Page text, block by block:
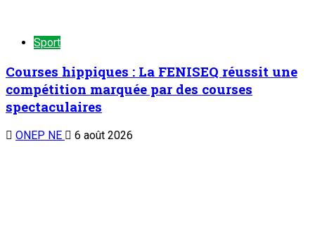
Sport
Courses hippiques : La FENISEQ réussit une
compétition marquée par des courses
spectaculaires
ONEP NE 6 août 2026